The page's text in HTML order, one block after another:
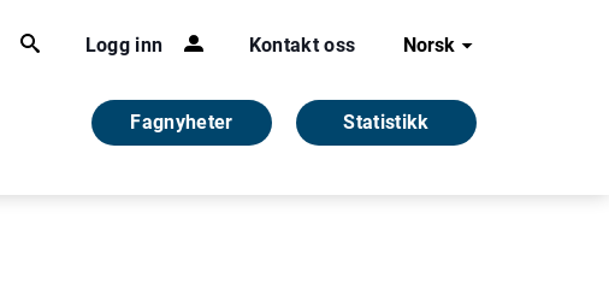
Logg inn Kontakt oss Norsk
Fagnyheter Statistikk